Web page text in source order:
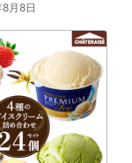
」もぜひご活用
まちづくり並び
ていただきま
月8日